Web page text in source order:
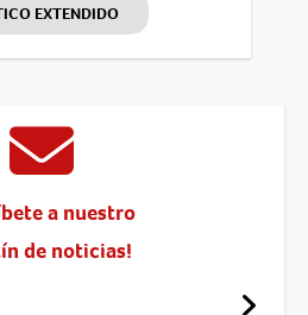
EXTENDIDO
a nuestro
de noticias!